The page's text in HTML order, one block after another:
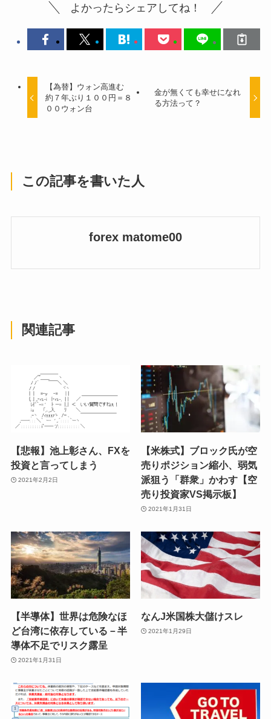
よかったらシェアしてね！
【為替】ウォン高進む
約７年ぶり１００円＝８
００ウォン台
金が無くても幸せになれ
る方法って？
この記事を書いた人
forex matome00
関連記事
【悲報】池上彰さん、FXを
投資と言ってしまう
2021年2月2日
【米株式】ブロック氏が空
売りポジション縮小、弱気
派狙う「群衆」かわす【空
売り投資家VS掲示板】
2021年1月31日
【半導体】世界は危険なほ
ど台湾に依存している－半
導体不足でリスク露呈
2021年1月31日
なんJ米国株大儲けスレ
2021年1月29日